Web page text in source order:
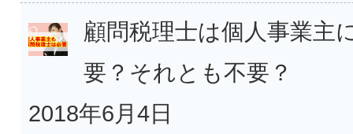
顧問税理士は個人事業主
要？それとも不要？
2018年6月4日